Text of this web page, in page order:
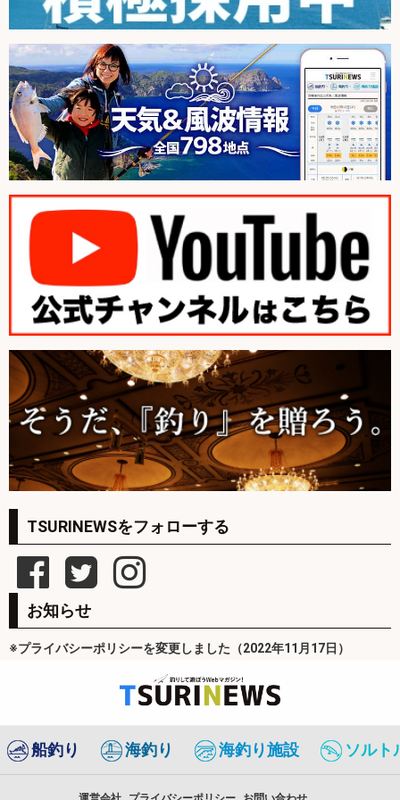
TSURINEWSをフォローする
お知らせ
※プライバシーポリシーを変更しました（2022年11月17日）
船釣り 海釣り 海釣り施設 ソルト